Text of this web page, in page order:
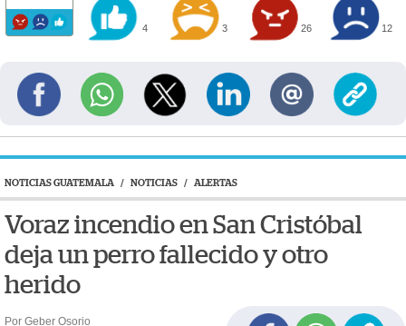
4 3 26 12
NOTICIAS GUATEMALA / NOTICIAS / ALERTAS
Voraz incendio en San Cristóbal
deja un perro fallecido y otro
herido
Por Geber Osorio